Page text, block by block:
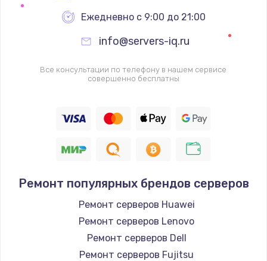
Ежедневно с 9:00 до 21:00
info@servers-iq.ru
Все консультации по телефону в нашем сервисе
совершенно бесплатны
Ремонт популярных брендов серверов
Ремонт серверов Huawei
Ремонт серверов Lenovo
Ремонт серверов Dell
Ремонт серверов Fujitsu